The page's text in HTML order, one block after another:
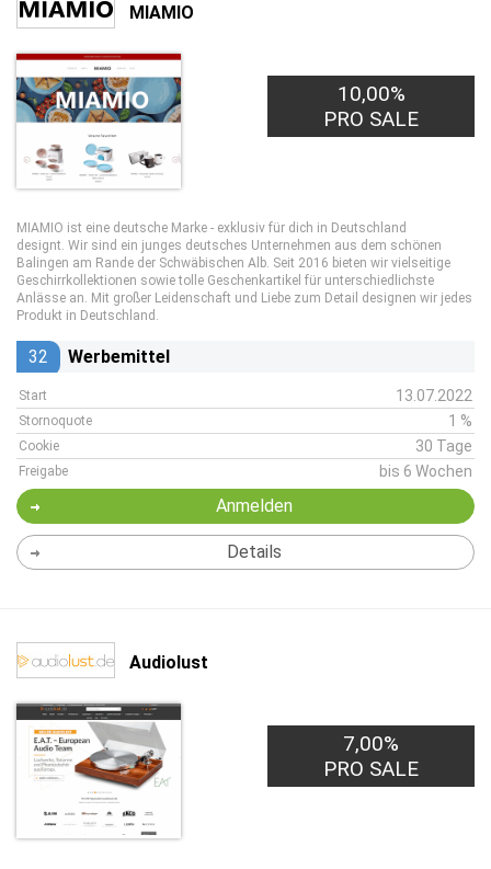
MIAMIO
10,00%
PRO SALE
MIAMIO ist eine deutsche Marke - exklusiv für dich in Deutschland
designt. Wir sind ein junges deutsches Unternehmen aus dem schönen
Balingen am Rande der Schwäbischen Alb. Seit 2016 bieten wir vielseitige
Geschirrkollektionen sowie tolle Geschenkartikel für unterschiedlichste
Anlässe an. Mit großer Leidenschaft und Liebe zum Detail designen wir jedes
Produkt in Deutschland.
32 Werbemittel
Start 13.07.2022
Stornoquote 1 %
Cookie 30 Tage
Freigabe bis 6 Wochen
Anmelden
Details
Audiolust
7,00%
PRO SALE